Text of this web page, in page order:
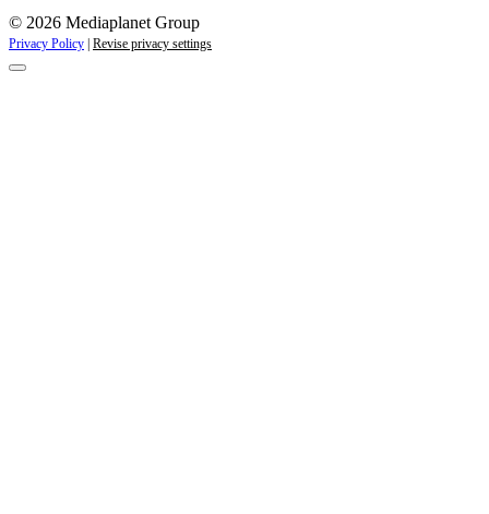
© 2026 Mediaplanet Group
Privacy Policy Revise privacy settings